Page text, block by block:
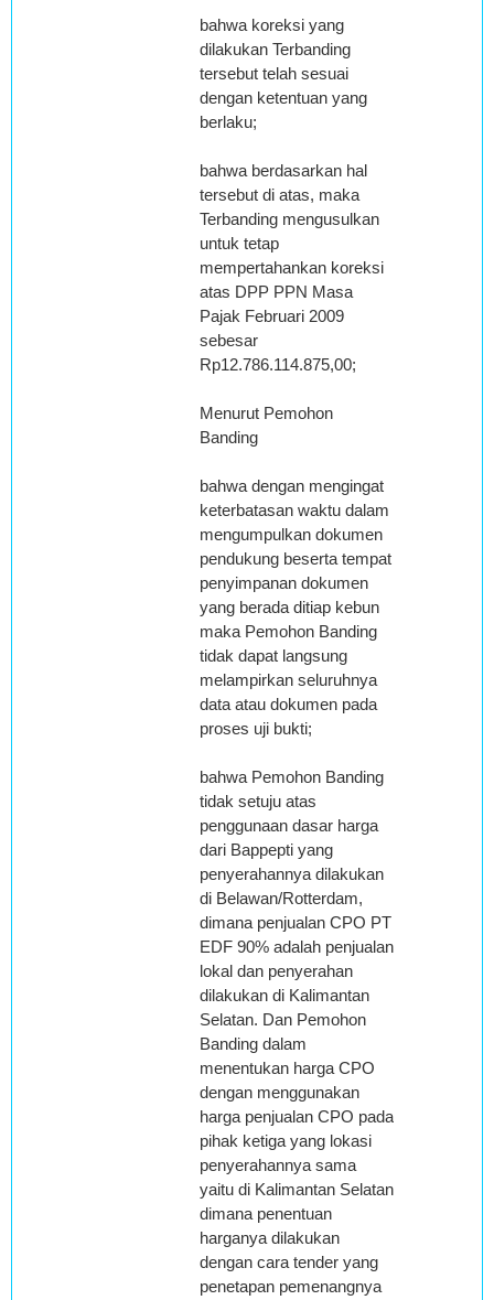
bahwa koreksi yang
dilakukan Terbanding
tersebut telah sesuai
dengan ketentuan yang
berlaku;
bahwa berdasarkan hal
tersebut di atas, maka
Terbanding mengusulkan
untuk tetap
mempertahankan koreksi
atas DPP PPN Masa
Pajak Februari 2009
sebesar
Rp12.786.114.875,00;
Menurut Pemohon
Banding
bahwa dengan mengingat
keterbatasan waktu dalam
mengumpulkan dokumen
pendukung beserta tempat
penyimpanan dokumen
yang berada ditiap kebun
maka Pemohon Banding
tidak dapat langsung
melampirkan seluruhnya
data atau dokumen pada
proses uji bukti;
bahwa Pemohon Banding
tidak setuju atas
penggunaan dasar harga
dari Bappepti yang
penyerahannya dilakukan
di Belawan/Rotterdam,
dimana penjualan CPO PT
EDF 90% adalah penjualan
lokal dan penyerahan
dilakukan di Kalimantan
Selatan. Dan Pemohon
Banding dalam
menentukan harga CPO
dengan menggunakan
harga penjualan CPO pada
pihak ketiga yang lokasi
penyerahannya sama
yaitu di Kalimantan Selatan
dimana penentuan
harganya dilakukan
dengan cara tender yang
penetapan pemenangnya